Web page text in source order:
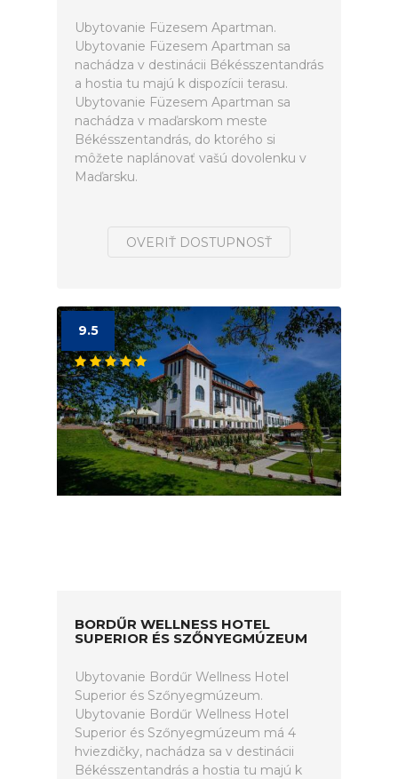
Ubytovanie Füzesem Apartman.
Ubytovanie Füzesem Apartman sa
nachádza v destinácii Békésszentandrás
a hostia tu majú k dispozícii terasu.
Ubytovanie Füzesem Apartman sa
nachádza v maďarskom meste
Békésszentandrás, do ktorého si
môžete naplánovať vašú dovolenku v
Maďarsku.
OVERIŤ DOSTUPNOSŤ
9.5
BORDŰR WELLNESS HOTEL
SUPERIOR ÉS SZŐNYEGMÚZEUM
Ubytovanie Bordűr Wellness Hotel
Superior és Szőnyegmúzeum.
Ubytovanie Bordűr Wellness Hotel
Superior és Szőnyegmúzeum má 4
hviezdičky, nachádza sa v destinácii
Békésszentandrás a hostia tu majú k